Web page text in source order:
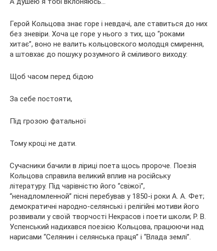
Герой Кольцова знає горе і невдачі, але ставиться до них
без зневіри. Хоча це горе у нього з тих, що “роками
хитає”, воно не валить кольцовского молодця смирення,
а штовхає до пошуку розумного й сміливого виходу:
Щоб часом перед бідою
За себе постояти,
Під грозою фатальної
Тому кроці не дати.
Сучасники бачили в ліриці поета щось пророче. Поезія
Кольцова справила великий вплив на російську
літературу. Під чарівністю його “свіжої”,
“ненадломленной” пісні перебував у 1850-і роки А. А. Фет;
демократичні народно-селянські і релігійні мотиви його
розвивали у своїй творчості Некрасов і поети школи; Р. В.
Успенський надихався поезією Кольцова, працюючи над
нарисами “Селянин і селянська праця” і “Влада землі”.